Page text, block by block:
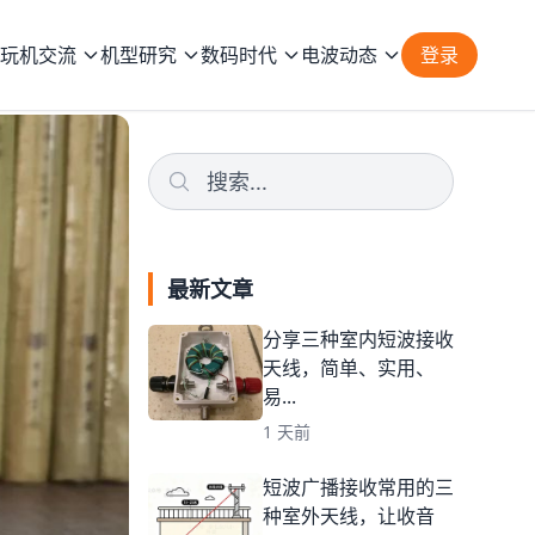
玩机交流 机型研究 数码时代 电波动态 登录
最新文章
分享三种室内短波接收
天线，简单、实用、
易...
1 天前
短波广播接收常用的三
种室外天线，让收音